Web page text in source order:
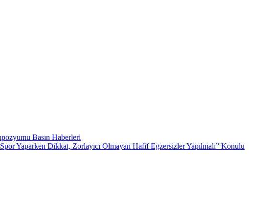
Basın Haberleri
Yaparken Dikkat, Zorlayıcı Olmayan Hafif Egzersizler Yapılmalı” Konulu